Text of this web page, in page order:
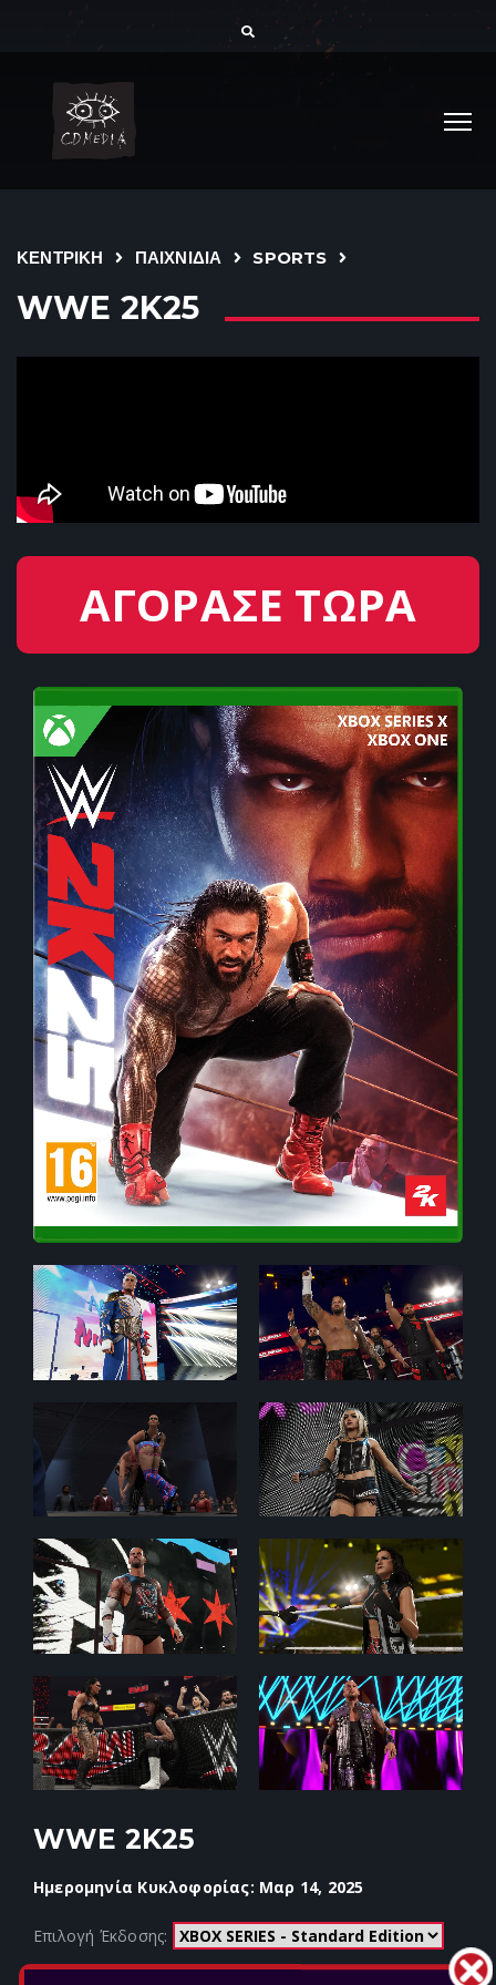
ΚΕΝΤΡΙΚΗ ΠΑΙΧΝΙΔΙΑ SPORTS
WWE 2K25
ΑΓΟΡΑΣΕ ΤΩΡΑ
WWE 2K25
Ημερομηνία Κυκλοφορίας: Μαρ 14, 2025
Επιλογή Έκδοσης: